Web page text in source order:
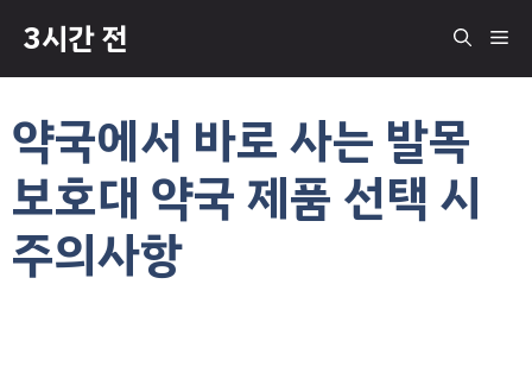
츠
건
기
3시간 전 메
약국에서 바로 사는 발목
보호대 약국 제품 선택 시
주의사항